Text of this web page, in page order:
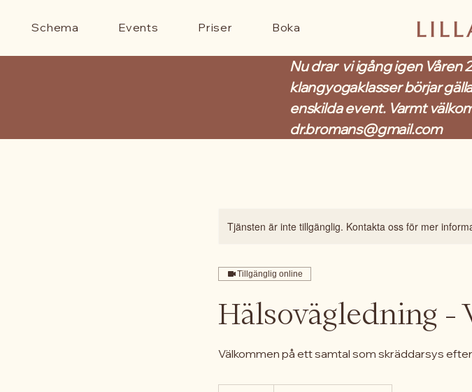
Schema Events Priser Boka
Nu drar vi igång igen Våren
klangyogaklasser börjar
enskilda event. Varmt
dr.bromans@gmail.com
Tjänsten är inte tillgänglig. Kontakta oss för mer
Tillgänglig online
Hälsovägledning -
Välkommen på ett samtal som skräddarsys